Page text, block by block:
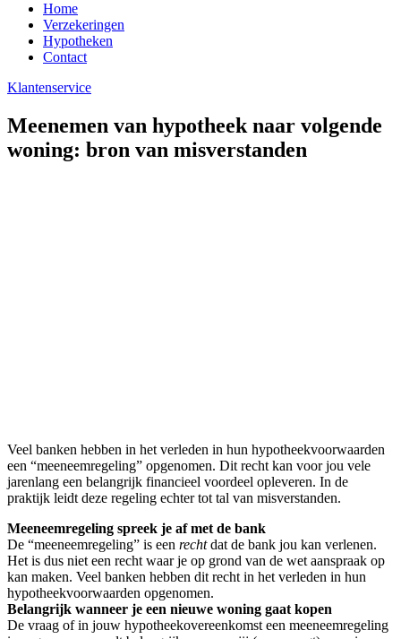
Home
Verzekeringen
Hypotheken
Contact
Klantenservice
Meenemen van hypotheek naar volgende
woning: bron van misverstanden
Veel banken hebben in het verleden in hun hypotheekvoorwaarden
een “meeneemregeling” opgenomen. Dit recht kan voor jou vele
jarenlang een belangrijk financieel voordeel opleveren. In de
praktijk leidt deze regeling echter tot tal van misverstanden.
Meeneemregeling spreek je af met de bank
De “meeneemregeling” is een rechtdat de bank jou kan verlenen.
Het is dus niet een recht waar je op grond van de wet aanspraak op
kan maken. Veel banken hebben dit recht in het verleden in hun
hypotheekvoorwaarden opgenomen.
Belangrijk wanneer je een nieuwe woning gaat kopen
De vraag of in jouw hypotheekovereenkomst een meeneemregeling